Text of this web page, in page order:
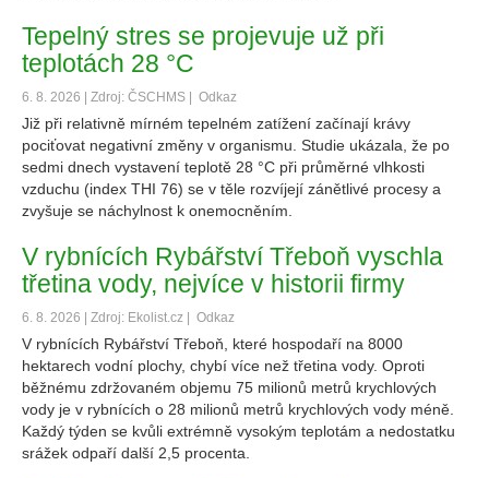
Tepelný stres se projevuje už při
teplotách 28 °C
6. 8. 2026 | Zdroj: ČSCHMS | Odkaz
Již při relativně mírném tepelném zatížení začínají krávy
pociťovat negativní změny v organismu. Studie ukázala, že po
sedmi dnech vystavení teplotě 28 °C při průměrné vlhkosti
vzduchu (index THI 76) se v těle rozvíjejí zánětlivé procesy a
zvyšuje se náchylnost k onemocněním.
V rybnících Rybářství Třeboň vyschla
třetina vody, nejvíce v historii firmy
6. 8. 2026 | Zdroj: Ekolist.cz | Odkaz
V rybnících Rybářství Třeboň, které hospodaří na 8000
hektarech vodní plochy, chybí více než třetina vody. Oproti
běžnému zdržovaném objemu 75 milionů metrů krychlových
vody je v rybnících o 28 milionů metrů krychlových vody méně.
Každý týden se kvůli extrémně vysokým teplotám a nedostatku
srážek odpaří další 2,5 procenta.